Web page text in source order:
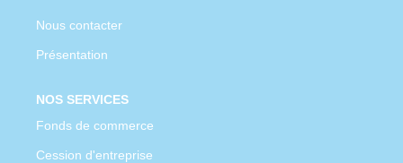
Nous contacter
Présentation
NOS SERVICES
Fonds de commerce
Cession d'entreprise